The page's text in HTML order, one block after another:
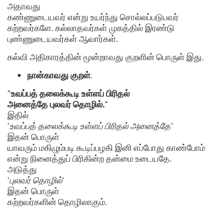
அதாவது
கண்ணுடையவர் என்று உயர்ந்து சொல்லப்படுபவர்
கற்றவர்களே. கல்லாதவர்கள் முகத்தில் இரண்டு
புண்ணுடையவர்கள் ஆவார்கள்.
கல்வி அதிகாரத்தின் மூன்றாவது குறளின் பொருள் இது.
நான்காவது குறள்.
“உவப்பத் தலைக்கூடி உள்ளப் பிரிதல்
அனைத்தே புலவர் தொழில்.“
இதில்
‘உவப்பத் தலைக்கூடி உள்ளப் பிரிதல் அனைத்தே’
இதன் பொருள்
யாவரும் மகிழும்படி கூடிப்பழகி இனி எப்போது காண்போம்
என்று நினைத்துப் பிரிகின்ற தன்மை உடையதே.
அடுத்து
‘புலவர் தொழில்‘
இதன் பொருள்
கற்றவர்களின் தொழிலாகும்.